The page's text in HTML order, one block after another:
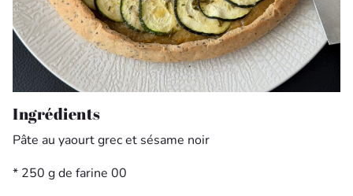
Ingrédients
Pâte au yaourt grec et sésame noir
* 250 g de farine 00